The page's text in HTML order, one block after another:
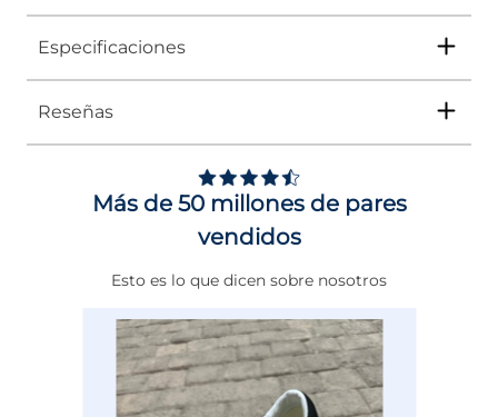
Especificaciones
Tipo
Género Niño
DE 0 A 4 cms
NORMAL
GRIS
Reseñas
Más de 50 millones de pares
vendidos
Esto es lo que dicen sobre nosotros